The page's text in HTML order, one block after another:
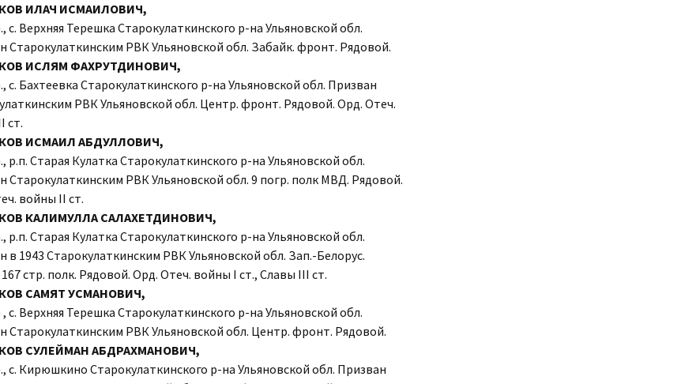
ИЛАЧ ИСМАИЛОВИЧ,
с. Верхняя Терешка Старокулаткинского р-на Ульяновской обл.
Старокулаткинским РВК Ульяновской обл. Забайк. фронт. Рядовой.
ИСЛЯМ ФАХРУТДИНОВИЧ,
с. Бахтеевка Старокулаткинского р-на Ульяновской обл. Призван
РВК Ульяновской обл. Центр. фронт. Рядовой. Орд. Отеч.
ст.
ИСМАИЛ АБДУЛЛОВИЧ,
р.п. Старая Кулатка Старокулаткинского р-на Ульяновской обл.
Старокулаткинским РВК Ульяновской обл. 9 погр. полк МВД. Рядовой.
войны II ст.
КАЛИМУЛЛА САЛАХЕТДИНОВИЧ,
р.п. Старая Кулатка Старокулаткинского р-на Ульяновской обл.
в 1943 Старокулаткинским РВК Ульяновской обл. Зап.-Белорус.
стр. полк. Рядовой. Орд. Отеч. войны I ст., Славы III ст.
САМЯТ УСМАНОВИЧ,
, с. Верхняя Терешка Старокулаткинского р-на Ульяновской обл.
Старокулаткинским РВК Ульяновской обл. Центр. фронт. Рядовой.
СУЛЕЙМАН АБДРАХМАНОВИЧ,
с. Кирюшкино Старокулаткинского р-на Ульяновской обл. Призван